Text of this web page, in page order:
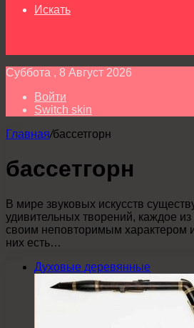
Искать
Суббота , 8 Август 2026
Войти
Switch skin
Главная/бассетгорн
бассетгорн
В мире звуковых искусств
удивительных творений, каждое
своим неповторимым характером
них есть…
Духовые деревянные